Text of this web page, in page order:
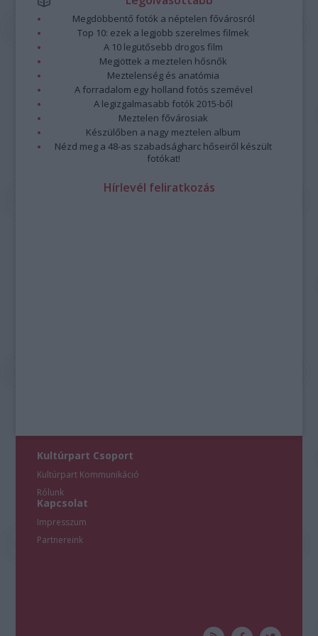
Megdöbbentő fotók a néptelen fővárosról
Top 10: ezek a legjobb szerelmes filmek
A 10 legütősebb drogos film
Megjöttek a meztelen hősnők
Meztelenség és anatómia
A forradalom egy holland fotós szemével
A legizgalmasabb fotók 2015-ből
Meztelen fővárosiak
Készülőben a nagy meztelen album
Nézd meg a 48-as szabadságharc hőseiről készült
fotókat!
Hírlevél feliratkozás
Kultúrpart Csoport
Kultúrpart Kommunikáció
Rólunk
Kapcsolat
Impresszum
Partnereink